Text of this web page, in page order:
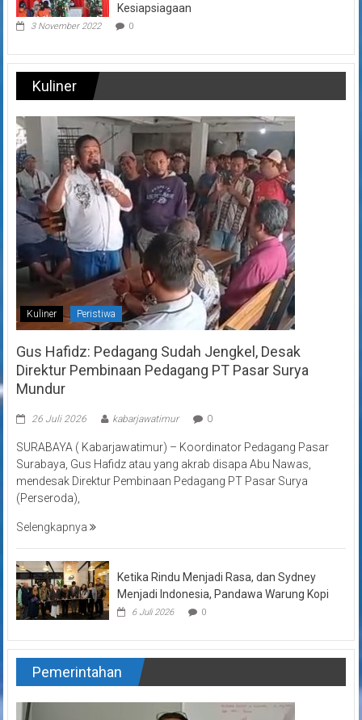
Kesiapsiagaan
3 November 2022 0
Kuliner
Kuliner Peristiwa
Gus Hafidz: Pedagang Sudah Jengkel, Desak
Direktur Pembinaan Pedagang PT Pasar Surya
Mundur
26 Juli 2026 kabarjawatimur 0
SURABAYA ( Kabarjawatimur) – Koordinator Pedagang Pasar
Surabaya, Gus Hafidz atau yang akrab disapa Abu Nawas,
mendesak Direktur Pembinaan Pedagang PT Pasar Surya
(Perseroda),
Selengkapnya
Ketika Rindu Menjadi Rasa, dan Sydney
Menjadi Indonesia, Pandawa Warung Kopi
6 Juli 2026 0
Pemerintahan